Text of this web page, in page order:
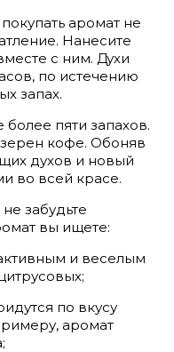
аромат не
Нанесите
с ним. Духи
по истечению
запах.
пяти запахов.
кофе. Обоняв
духов и новый
во всей красе.
забудьте
вы ищете:
и веселым
по вкусу
аромат